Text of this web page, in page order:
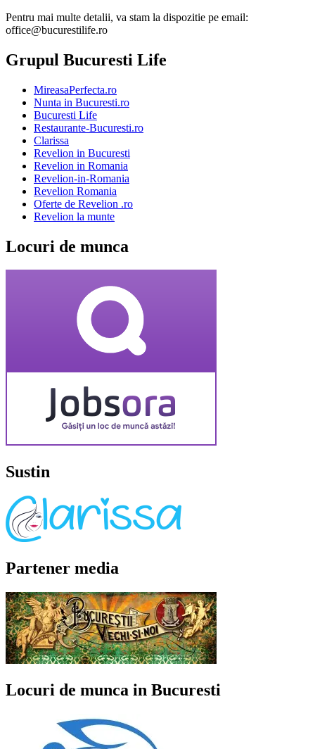
Pentru mai multe detalii, va stam la dispozitie pe email:
office@bucurestilife.ro
Grupul Bucuresti Life
MireasaPerfecta.ro
Nunta in Bucuresti.ro
Bucuresti Life
Restaurante-Bucuresti.ro
Clarissa
Revelion in Bucuresti
Revelion in Romania
Revelion-in-Romania
Revelion Romania
Oferte de Revelion .ro
Revelion la munte
Locuri de munca
Sustin
Partener media
Locuri de munca in Bucuresti